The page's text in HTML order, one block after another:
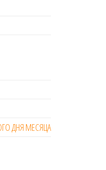
ДНЯ МЕСЯЦА